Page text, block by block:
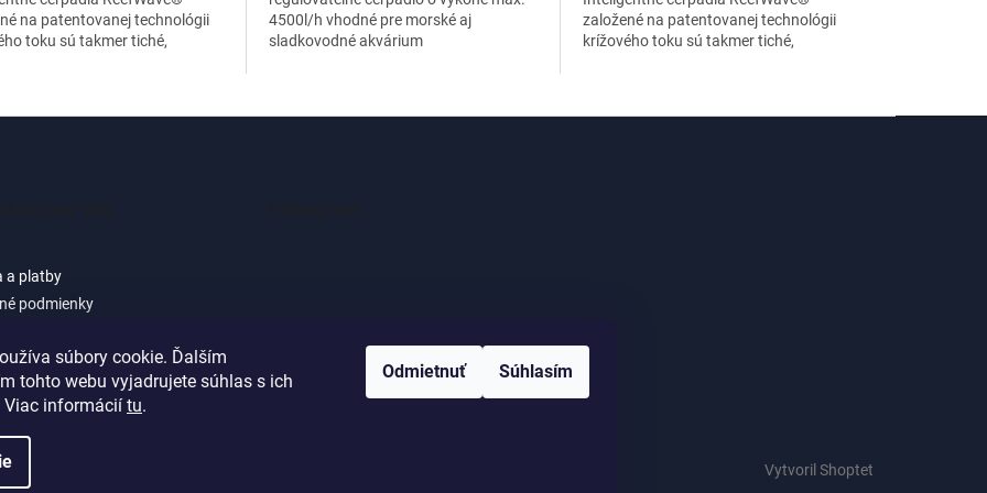
súbory cookie. Ďalším
tohto webu vyjadrujete súhlas s ich
Viac informácií tu.
Odmietnuť Súhlasím
na patentovanej technológii
toku sú takmer tiché,
4500l/h vhodné pre morské aj
sladkovodné akvárium
založené na patentovanej technológii
krížového toku sú takmer tiché,
a platby
podmienky
pre zákazníkov e-shopu
podmienky
Sledovať na Instagrame
Vytvoril Shoptet